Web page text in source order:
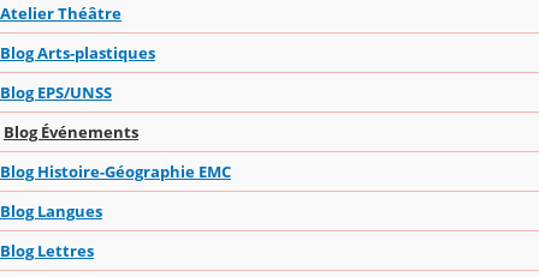
Atelier Théâtre
Blog Arts-plastiques
Blog EPS/UNSS
Blog Événements
Blog Histoire-Géographie EMC
Blog Langues
Blog Lettres